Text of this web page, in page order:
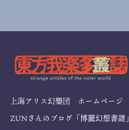
上海アリス幻樂団 ホームページ
ZUNさんのブログ「博麗幻想書譜」